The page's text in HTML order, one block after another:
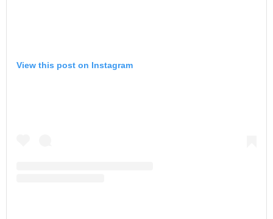
View this post on Instagram